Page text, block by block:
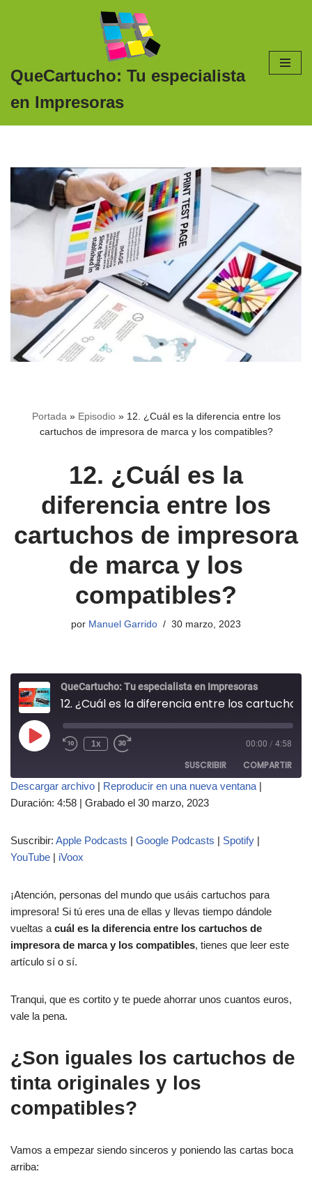
contenido
QueCartucho: Tu especialista
en Impresoras
Portada » Episodio» 12. ¿Cuál es la diferencia entre los
cartuchos de impresora de marca y los compatibles?
12. ¿Cuál es la
diferencia entre los
cartuchos de impresora
de marca y los
compatibles?
por Manuel Garrido 30 marzo, 2023
QueCartucho: Tu especialista en Impresoras
1x 00:00 / 4:58
SUSCRIBIR COMPARTIR
Apple Podcasts Google Podcasts
COMPAR
ENLACE
INCRUST
Descargar archivo | Reproducir en una nueva ventana |
Duración: 4:58 | Grabado el 30 marzo, 2023
Suscribir: Apple Podcasts | Google Podcasts | Spotify |
YouTube | iVoox
¡Atención, personas del mundo que usáis cartuchos para
impresora! Si tú eres una de ellas y llevas tiempo dándole
vueltas a cuál es la diferencia entre los cartuchos de
impresora de marca y los compatibles, tienes que leer este
artículo sí o sí.
Tranqui, que es cortito y te puede ahorrar unos cuantos euros,
vale la pena.
¿Son iguales los cartuchos de
tinta originales y los
compatibles?
Vamos a empezar siendo sinceros y poniendo las cartas boca
arriba: